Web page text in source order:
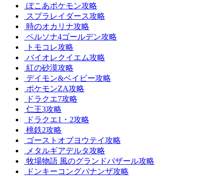
ぽこあポケモン攻略
スプラレイダース攻略
時のオカリナ攻略
ペルソナ4ゴールデン攻略
トモコレ攻略
バイオレクイエム攻略
紅の砂漠攻略
デイモン&ベイビー攻略
ポケモンZA攻略
ドラクエ7攻略
仁王3攻略
ドラクエ1・2攻略
桃鉄2攻略
ゴーストオブヨウテイ攻略
メタルギアデルタ攻略
牧場物語 風のグランドバザール攻略
ドンキーコングバナンザ攻略